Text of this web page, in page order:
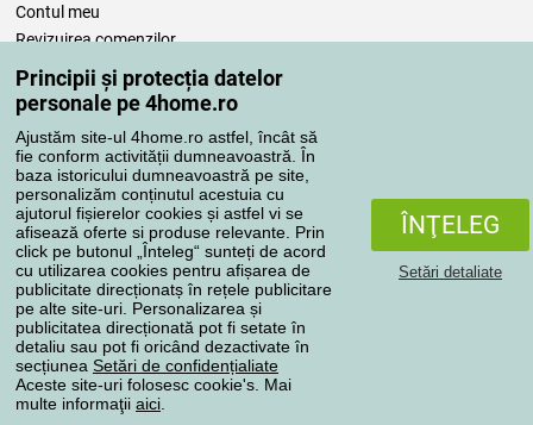
Principii și protecția datelor
personale pe 4home.ro
Ajustăm site-ul 4home.ro astfel, încât să
fie conform activității dumneavoastră. În
baza istoricului dumneavoastră pe site,
personalizăm conținutul acestuia cu
ajutorul fișierelor cookies și astfel vi se
afisează oferte si produse relevante. Prin
click pe butonul „Înteleg“ sunteți de acord
cu utilizarea cookies pentru afișarea de
publicitate direcționatș în rețele publicitare
pe alte site-uri. Personalizarea și
publicitatea direcționată pot fi setate în
detaliu sau pot fi oricând dezactivate în
secțiunea Setări de confidențialiate
Aceste site-uri folosesc cookie's. Mai
multe informaţii aici
ÎNŢELEG
Setări detaliate
Contul meu
Revizuirea comenzilor
Reclamaţii
Retragere de la contract
Regulile de procesare a recenziilor
Metode de transport
Metode de plată
Magazin de încredere